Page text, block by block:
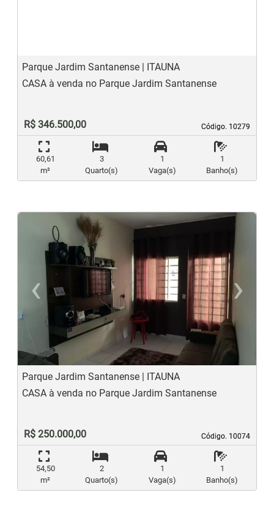
Parque Jardim Santanense | ITAUNA
Código. 10279
Código. 10279
CASA à venda no Parque Jardim Santanense
R$ 346.500,00
60,61
m²
3
Quarto(s)
1
Vaga(s)
1
Banho(s)
‹
Previous
›
Parque Jardim Santanense | ITAUNA
Código. 10074
Código. 10074
CASA à venda no Parque Jardim Santanense
R$ 250.000,00
54,50
m²
2
Quarto(s)
1
Vaga(s)
1
Banho(s)